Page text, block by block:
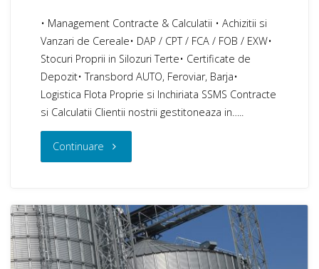
• Management Contracte & Calculatii • Achizitii si
Vanzari de Cereale• DAP / CPT / FCA / FOB / EXW•
Stocuri Proprii in Silozuri Terte• Certificate de
Depozit• Transbord AUTO, Feroviar, Barja•
Logistica Flota Proprie si Inchiriata SSMS Contracte
si Calculatii Clientii nostrii gestitoneaza in…..
Continuare "SSMS
si
Calculatii"